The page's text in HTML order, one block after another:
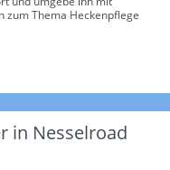
zum Thema Heckenpflege
in Nesselroad